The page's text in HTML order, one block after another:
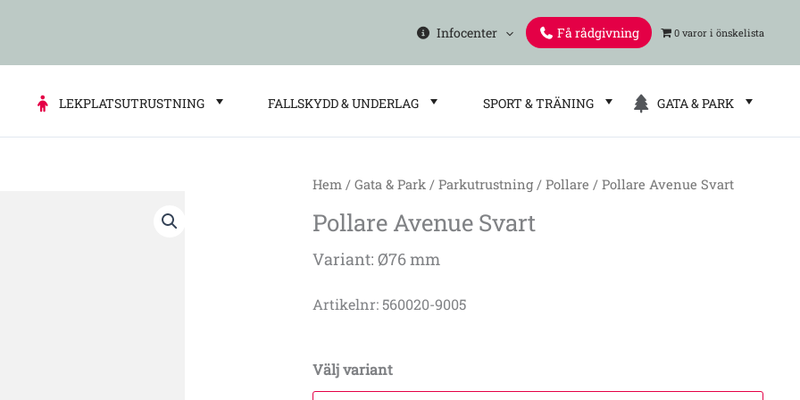
Infocenter Få rådgivning 0 varor
LEKPLATSUTRUSTNING FALLSKYDD & UNDERLAG SPORT & TRÄNING GATA & PARK
Hem /Gata & Park /Parkutrustning /Pollare / Pollare Avenue Svart
Pollare Avenue Svart
Variant: Ø76 mm
Artikelnr: 560020-9005
Välj variant
Avenue
mängd